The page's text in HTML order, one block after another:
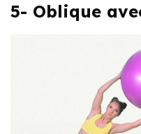
5- Oblique